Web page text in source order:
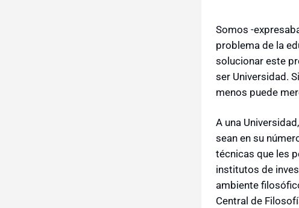
Somos -
problema de la
solucionar este
ser Universidad.
menos puede
A una
sean en su
técnicas que les
institutos de
ambiente
Central de